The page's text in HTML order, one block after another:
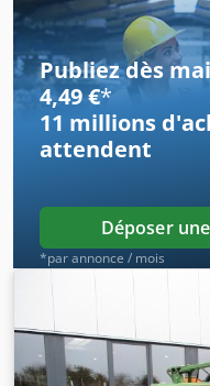
pour l’éclairage /
Publiez dès
4,49 €*
11 millions
attendent
Déposer
*par annonce / mois